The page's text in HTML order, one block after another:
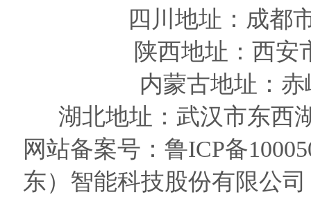
四川 地址 ：成都
陕西地址 ：西
内蒙古地址：
湖北地址：武汉市东西
网站备案号： 鲁ICP备
东）智能科技股份有限公司